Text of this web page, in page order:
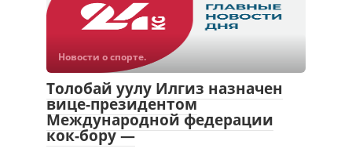
Новости о спорте.
Толобай уулу Илгиз назначен
вице-президентом
Международной федерации
кок-бору —